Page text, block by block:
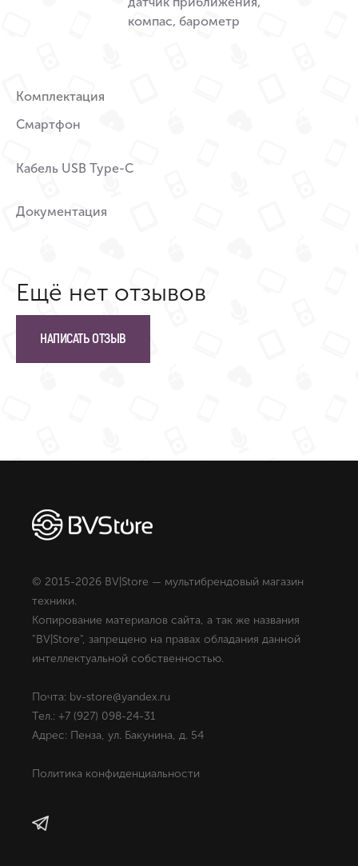
компас, барометр
Комплектация
Смартфон
Кабель USB Type-C
Документация
Ещё нет отзывов
НАПИСАТЬ ОТЗЫВ
© 2015-2026 BV|Store — мультибрендовый магазин
техники.
Копирование материалов сайта, а так же названия
"BV|Store", запрещено на правах обладания данной
интеллектуальной собственностью.
Почта: bv-store@yandex.ru
Тел.: +7 (927) 098-24-31
Адрес: Пенза, ул. Бакунина, д. 54
Политика конфиденциальности